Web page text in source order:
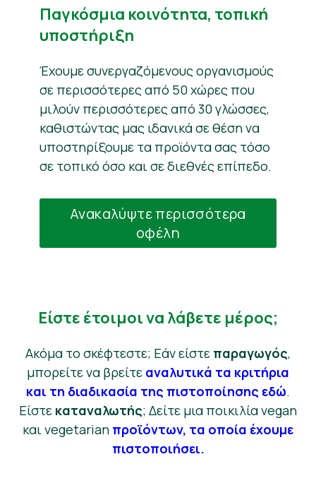
Παγκόσμια κοινότητα, τοπική
υποστήριξη
Έχουμε συνεργαζόμενους οργανισμούς
σε περισσότερες από 50 χώρες που
μιλούν περισσότερες από 30 γλώσσες,
καθιστώντας μας ιδανικά σε θέση να
υποστηρίξουμε τα προϊόντα σας τόσο
σε τοπικό όσο και σε διεθνές επίπεδο.
Ανακαλύψτε περισσότερα
οφέλη
Είστε έτοιμοι να λάβετε μέρος;
Ακόμα το σκέφτεστε; Εάν είστε παραγωγός,
μπορείτε να βρείτε αναλυτικά τα κριτήρια
και τη διαδικασία της πιστοποίησης εδώ.
Είστε καταναλωτής; Δείτε μια ποικιλία vegan
και vegetarian προϊόντων, τα οποία έχουμε
πιστοποιήσει.